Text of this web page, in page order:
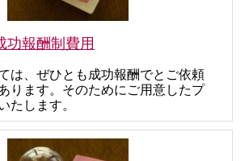
功報酬制費用
は、ぜひとも成功報酬でとご依頼
ります。そのためにご用意したプ
たします。